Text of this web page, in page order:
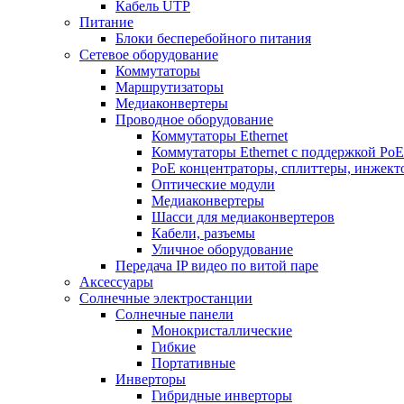
Кабель UTP
Питание
Блоки бесперебойного питания
Сетевое оборудование
Коммутаторы
Маршрутизаторы
Медиаконвертеры
Проводное оборудование
Коммутаторы Ethernet
Коммутаторы Ethernet с поддержкой PoE
РoЕ концентраторы, сплиттеры,
Оптические модули
Медиаконвертеры
Шасси для медиаконвертеров
Кабели, разъемы
Уличное оборудование
Передача IP видео по витой паре
Аксессуары
Солнечные электростанции
Солнечные панели
Монокристаллические
Гибкие
Портативные
Инверторы
Гибридные инверторы